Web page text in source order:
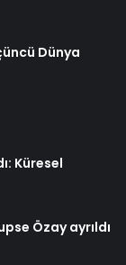
Dünya
Küresel
Özay ayrıldı